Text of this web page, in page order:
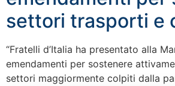
settori trasporti e
“Fratelli d’Italia ha presentato alla
emendamenti per sostenere
settori maggiormente colpiti dalla